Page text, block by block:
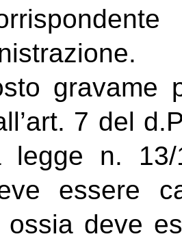
gravame
7 del
n. 13/
essere
ossia deve